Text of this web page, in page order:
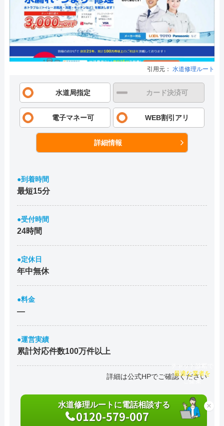
引用元： 水道修理ルート
水道局指定 カード決済可
電子マネー可 WEB割引アリ
詳細情報
●到着時間
最短15分
●受付時間
24時間
●定休日
年中無休
●料金
―
●運営実績
累計対応件数100万件以上
詳細は公式HPでご確認ください
水道修理ルートに電話相談する
0120-579-007
×
チャット診断で
最適な業者を